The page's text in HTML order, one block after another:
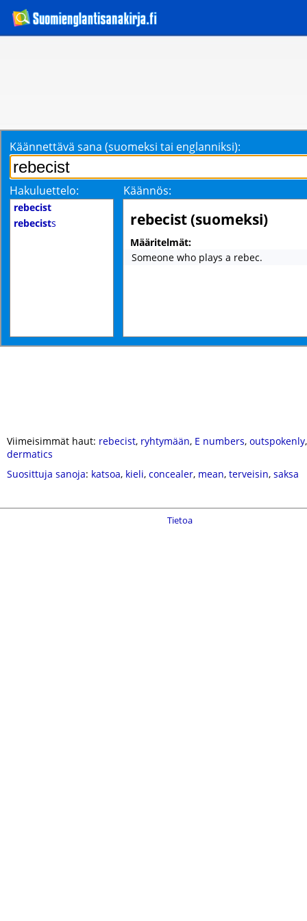
Käännettävä sana (suomeksi tai englanniksi):
Hakuluettelo: Käännös:
rebecist
rebecists rebecist (suomeksi)
Määritelmät:
Someone who plays a rebec.
Viimeisimmät haut: rebecist, ryhtymään, E numbers, outspokenly
dermatics
Suosittuja sanoja: katsoa, kieli, concealer, mean, terveisin, saksa
Tietoa